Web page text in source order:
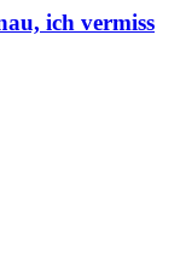
ich vermiss